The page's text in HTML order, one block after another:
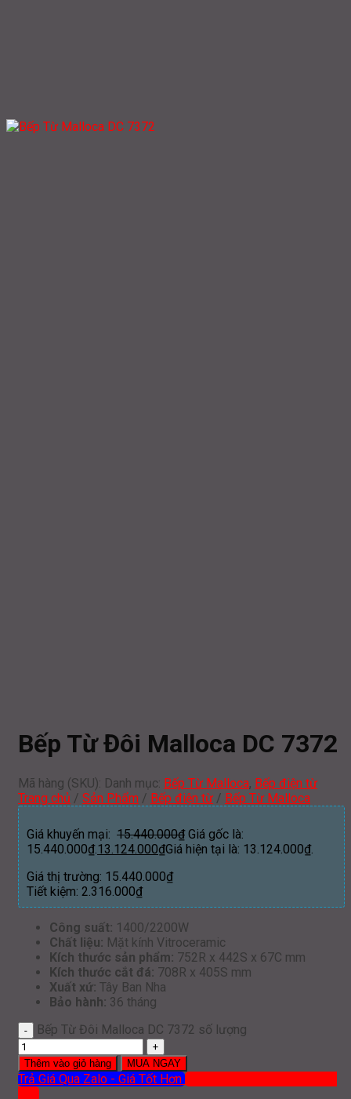
Bếp Từ Đôi Malloca DC 7372
Mã hàng (SKU): Danh mục: Bếp Từ Malloca, Bếp điện từ
Trang chủ / Sản Phẩm / Bếp điện từ / Bếp Từ Malloca
Giá khuyến mại: 15.440.000₫ Giá gốc là:
15.440.000₫.13.124.000₫Giá hiện tại là: 13.124.000₫.
Giá thị trường: 15.440.000₫
Tiết kiệm: 2.316.000₫
Công suất: 1400/2200W
Chất liệu: Mặt kính Vitroceramic
Kích thước sản phẩm: 752R x 442S x 67C mm
Kích thước cắt đá: 708R x 405S mm
Xuất xứ: Tây Ban Nha
Bảo hành: 36 tháng
Bếp Từ Đôi Malloca DC 7372 số lượng
Thêm vào giỏ hàng MUA NGAY
Trả Giá Qua Zalo - Giá Tốt Hơn Mua hàng qua ĐT: 0919 386
012